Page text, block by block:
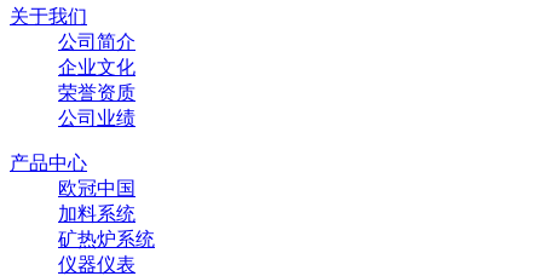
关于我们
公司简介
企业文化
荣誉资质
公司业绩
产品中心
欧冠中国
加料系统
矿热炉系统
仪器仪表